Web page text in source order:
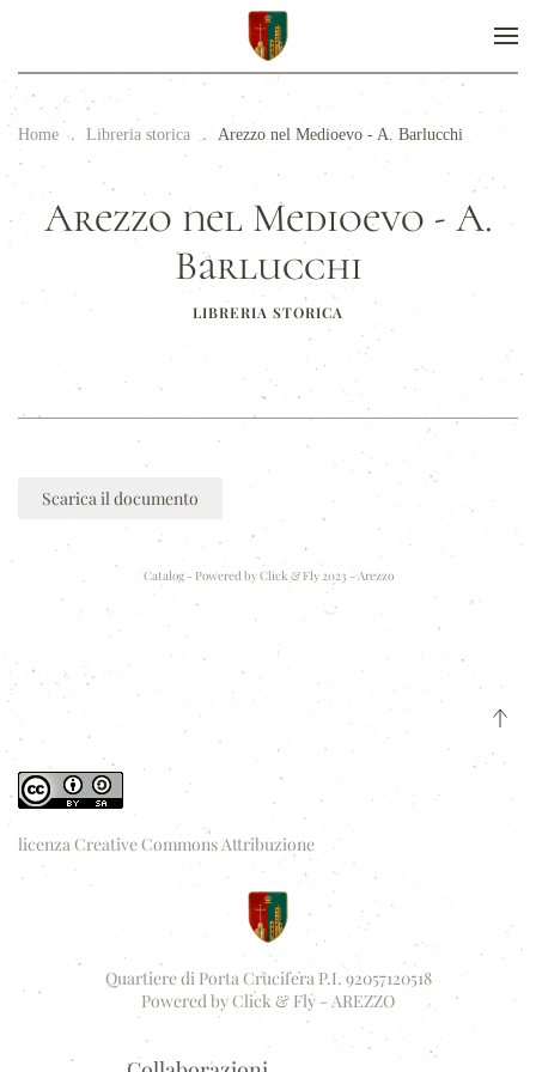
Home Libreria storica Arezzo nel Medioevo - A. Barlucchi
Arezzo nel Medioevo - A.
Barlucchi
LIBRERIA STORICA
Scarica il documento
Catalog - Powered byClick & Fly 2023 - Arezzo
licenza Creative Commons Attribuzione
Quartiere di Porta Crucifera P.I. 92057120518
Powered byClick & Fly - AREZZO